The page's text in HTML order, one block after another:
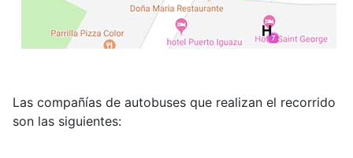
Las compañías de autobuses que realizan el recorrido
son las siguientes: